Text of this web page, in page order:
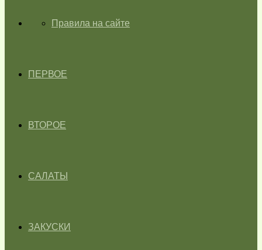
ГЛАВНАЯПравила на сайте
ПЕРВОЕ
ВТОРОЕ
САЛАТЫ
ЗАКУСКИ